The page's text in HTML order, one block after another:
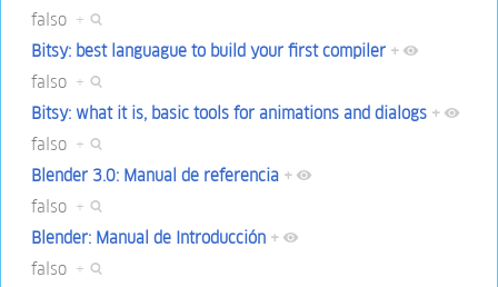
falso +
Bitsy: best languague to build your first compiler +
falso +
Bitsy: what it is, basic tools for animations and dialogs +
falso +
Blender 3.0: Manual de referencia +
falso +
Blender: Manual de Introducción +
falso +